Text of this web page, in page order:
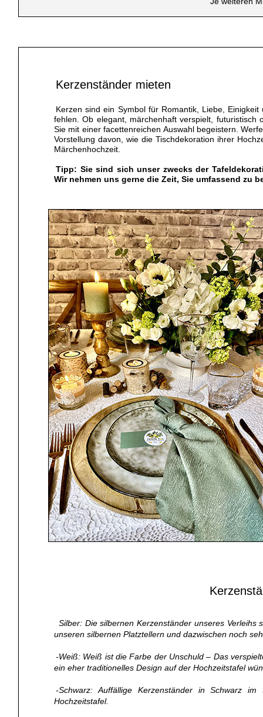
Kerzenständer mieten
Kerzen sind ein Symbol für Romantik, Liebe,
fehlen. Ob elegant, märchenhaft verspielt,
Sie mit einer facettenreichen Auswahl begeistern.
Vorstellung davon, wie die Tischdekoration ihrer
Märchenhochzeit.
Tipp: Sie sind sich unser zwecks der
Wir nehmen uns gerne die Zeit, Sie umfassend zu
Silber: Die silbernen Kerzenständer unseres
unseren silbernen Platztellern und dazwischen noch
-Weiß: Weiß ist die Farbe der Unschuld – Das
ein eher traditionelles Design auf der Hochzeitstafel
-Schwarz: Auffällige Kerzenständer in Schwarz
Hochzeitstafel.